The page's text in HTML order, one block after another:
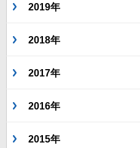
2019年
2018年
2017年
2016年
2015年